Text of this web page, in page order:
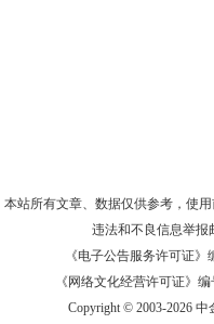
本站所有文章、数据仅供参考，使
违法和不良信息举报
《电子公告服务许可证》
《网络文化经营许可证》
Copyright © 2003-2026 中